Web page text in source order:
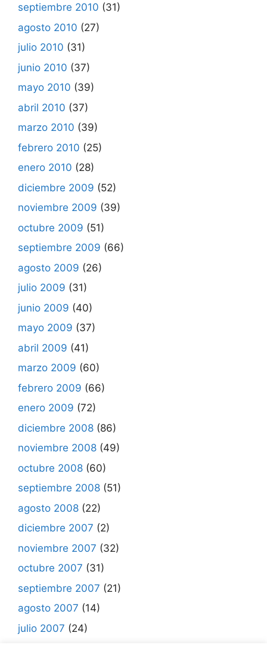
septiembre 2010 (31)
agosto 2010 (27)
julio 2010 (31)
junio 2010 (37)
mayo 2010 (39)
abril 2010 (37)
marzo 2010 (39)
febrero 2010 (25)
enero 2010 (28)
diciembre 2009 (52)
noviembre 2009 (39)
octubre 2009 (51)
septiembre 2009 (66)
agosto 2009 (26)
julio 2009 (31)
junio 2009 (40)
mayo 2009 (37)
abril 2009 (41)
marzo 2009 (60)
febrero 2009 (66)
enero 2009 (72)
diciembre 2008 (86)
noviembre 2008 (49)
octubre 2008 (60)
septiembre 2008 (51)
agosto 2008 (22)
diciembre 2007 (2)
noviembre 2007 (32)
octubre 2007 (31)
septiembre 2007 (21)
agosto 2007 (14)
julio 2007 (24)